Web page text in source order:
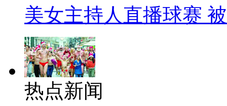
美女主持人直播球赛
热点新闻